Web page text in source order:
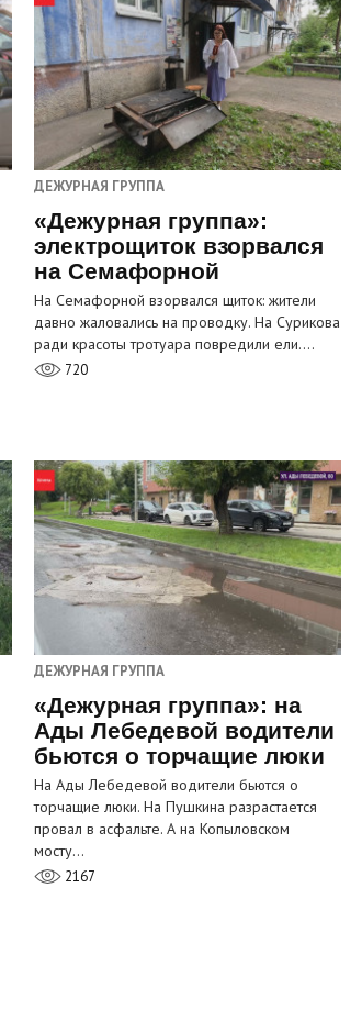
ДЕЖУРНАЯ ГРУППА
«Дежурная группа»:
электрощиток взорвался
на Семафорной
На Семафорной взорвался щиток: жители
давно жаловались на проводку. На Сурикова
ради красоты тротуара повредили ели.…
720
ДЕЖУРНАЯ ГРУППА
«Дежурная группа»: на
Ады Лебедевой водители
бьются о торчащие люки
На Ады Лебедевой водители бьются о
торчащие люки. На Пушкина разрастается
провал в асфальте. А на Копыловском
мосту…
2167